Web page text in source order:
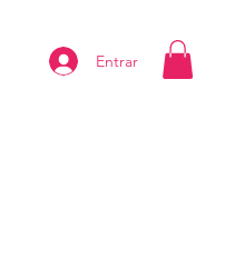
Entrar